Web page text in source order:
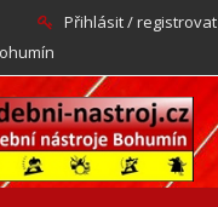
Přihlásit / registrovat